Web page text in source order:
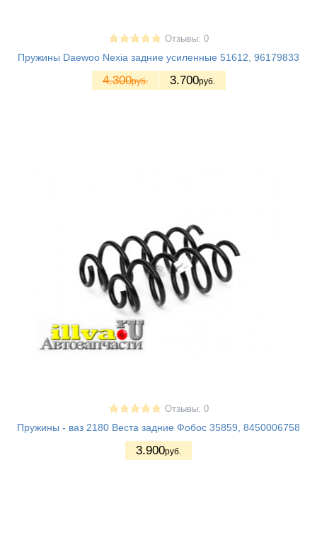
Отзывы: 0
Пружины Daewoo Nexia задние усиленные 51612, 96179833
4.300руб. 3.700руб.
Отзывы: 0
Пружины - ваз 2180 Веста задние Фобос 35859, 8450006758
3.900руб.